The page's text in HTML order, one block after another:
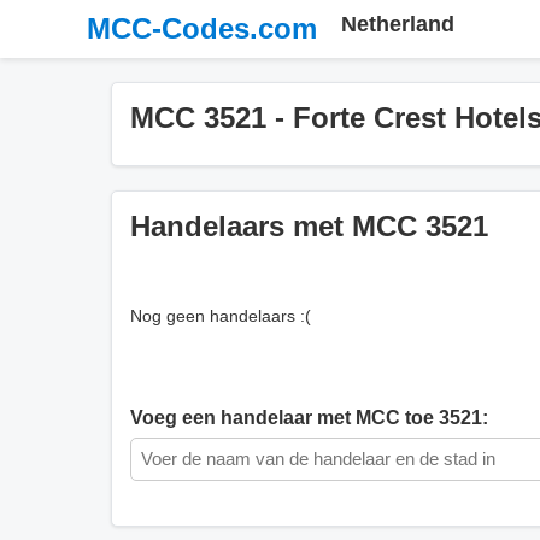
MCC-Codes.com Netherland
MCC 3521 - Forte Crest
Handelaars met MCC 3521
Nog geen handelaars :(
Voeg een handelaar met MCC toe 3521: